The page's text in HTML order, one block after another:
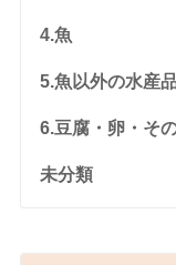
4.魚
5.魚以外の水産
6.豆腐・卵・そ
未分類